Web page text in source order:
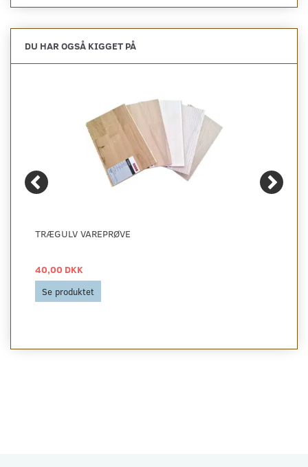
DU HAR OGSÅ KIGGET PÅ
TRÆGULV VAREPRØVE
40,00 DKK
Se produktet